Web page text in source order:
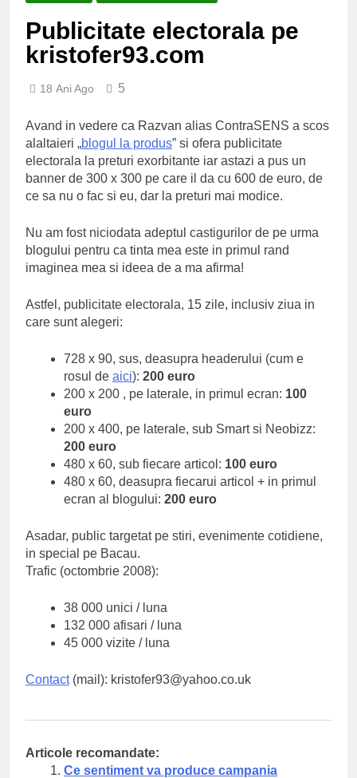
Publicitate electorala pe
kristofer93.com
18 Ani Ago 5
Avand in vedere ca Razvan alias ContraSENS a scos
alaltaieri „blogul la produs” si ofera publicitate
electorala la preturi exorbitante iar astazi a pus un
banner de 300 x 300 pe care il da cu 600 de euro, de
ce sa nu o fac si eu, dar la preturi mai modice.
Nu am fost niciodata adeptul castigurilor de pe urma
blogului pentru ca tinta mea este in primul rand
imaginea mea si ideea de a ma afirma!
Astfel, publicitate electorala, 15 zile, inclusiv ziua in
care sunt alegeri:
728 x 90, sus, deasupra headerului (cum e
rosul de aici): 200 euro
200 x 200 , pe laterale, in primul ecran: 100
euro
200 x 400, pe laterale, sub Smart si Neobizz:
200 euro
480 x 60, sub fiecare articol: 100 euro
480 x 60, deasupra fiecarui articol + in primul
ecran al blogului: 200 euro
Asadar, public targetat pe stiri, evenimente cotidiene,
in special pe Bacau.
Trafic (octombrie 2008):
38 000 unici / luna
132 000 afisari / luna
45 000 vizite / luna
Contact(mail): kristofer93@yahoo.co.uk
Articole recomandate:
Ce sentiment va produce campania